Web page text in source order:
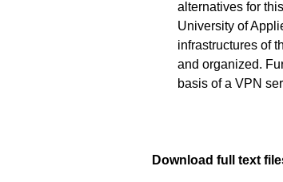
alternatives for
University of
infrastructures of
and organized.
basis of a VPN
Download full text